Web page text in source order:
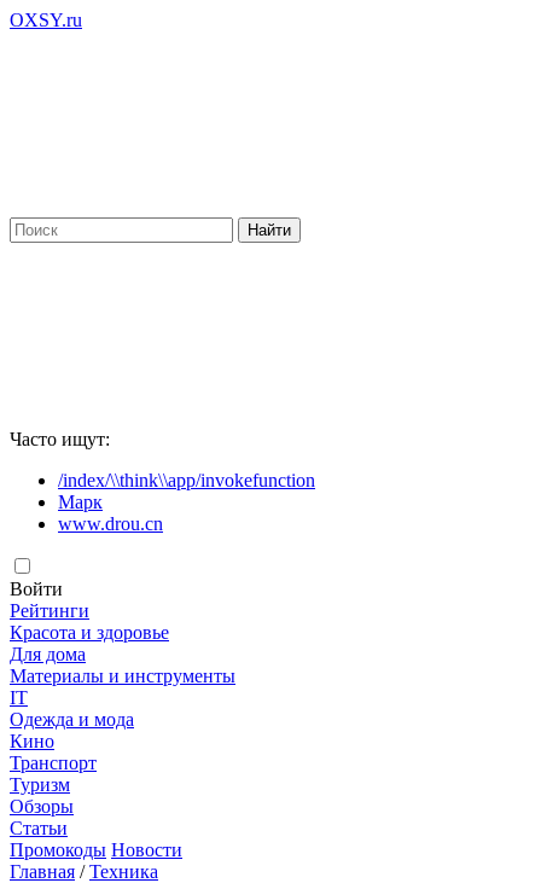
OXSY.ru
Часто ищут:
/index/\\think\\app/invokefunction
Марк
www.drou.cn
Войти
Рейтинги
Красота и здоровье
Для дома
Материалы и инструменты
IT
Одежда и мода
Кино
Транспорт
Туризм
Обзоры
Статьи
Промокоды Новости
Главная /Техника